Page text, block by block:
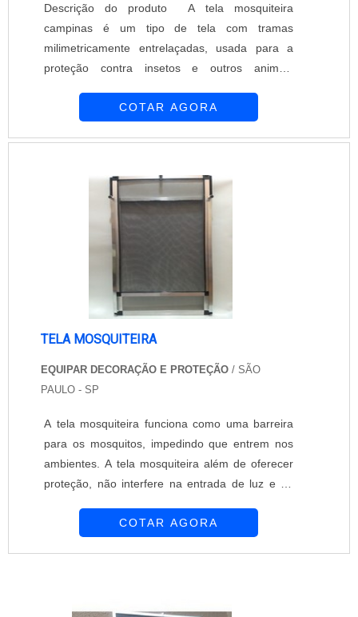
Descrição do produto A tela mosquiteira
campinas é um tipo de tela com tramas
milimetricamente entrelaçadas, usada para a
proteção contra insetos e outros animais
aproximarem-se da pessoa ou objetos por ela
locais, tanto residenciais quanto comerciais.
contato com a empresa!......
COTAR AGORA
TELA MOSQUITEIRA
EQUIPAR DECORAÇÃO E PROTEÇÃO / SÃO
PAULO - SP
A tela mosquiteira funciona como uma barreira
para os mosquitos, impedindo que entrem nos
ambientes. A tela mosquiteira além de oferecer
proteção, não interfere na entrada de luz e na
Proteção oferece tela mosquiteira de excelente
COTAR AGORA